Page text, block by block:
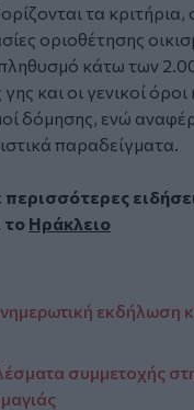
τα κριτήρια,
οριοθέτησης
κάτω των
και οι γενικοί όροι
δόμησης, ενώ
παραδείγματα.
το Ηράκλειο
εκδήλωση
συμμετοχής